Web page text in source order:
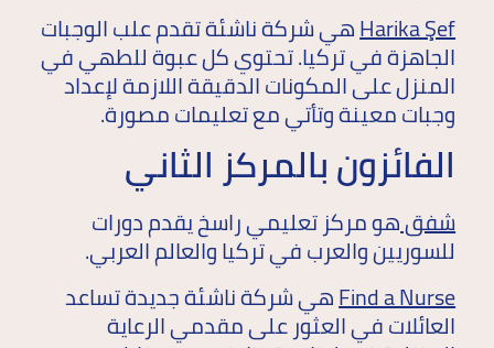
Harika Şefهي شركة ناشئة تقدم علب الوجبات
الجاهزة في تركيا. تحتوي كل عبوة للطهي في
المنزل على المكونات الدقيقة اللازمة لإعداد
وجبات معينة وتأتي مع تعليمات مصورة.
الفائزون بالمركز الثاني
شفقهو مركز تعليمي راسخ يقدم دورات
للسوريين والعرب في تركيا والعالم العربي.
Find a Nurseهي شركة ناشئة جديدة تساعد
العائلات في العثور على مقدمي الرعاية